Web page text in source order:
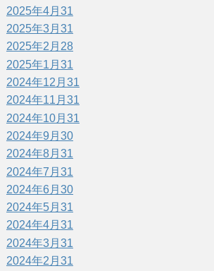
2025年4月 31
2025年3月 31
2025年2月 28
2025年1月 31
2024年12月 31
2024年11月 31
2024年10月 31
2024年9月 30
2024年8月 31
2024年7月 31
2024年6月 30
2024年5月 31
2024年4月 31
2024年3月 31
2024年2月 31